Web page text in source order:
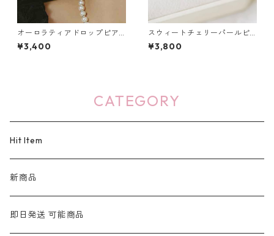
オーロラティアドロップピア
ス・イヤリング：87
¥3,400
スウィートチェリーパールピ
アス：665
¥3,800
CATEGORY
Hit Item
新商品
即日発送 可能商品